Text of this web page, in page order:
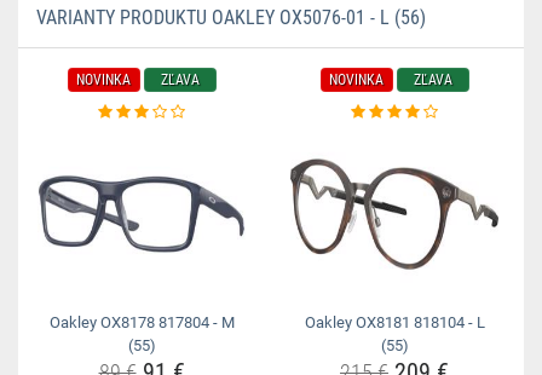
VARIANTY PRODUKTU OAKLEY OX5076-01 - L (56)
NOVINKA ZĽAVA
Oakley OX8178 817804 - M
(55)
NOVINKA ZĽAVA
Oakley OX8181 818104 - L
(55)